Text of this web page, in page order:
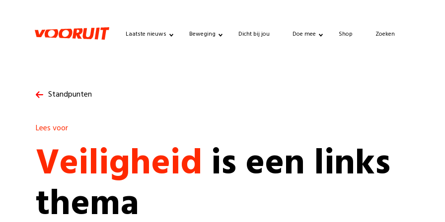
Laatste nieuws Beweging Dicht bij jou Doe mee Shop Zoeken
Standpunten
Lees voor
Veiligheid is een links
thema